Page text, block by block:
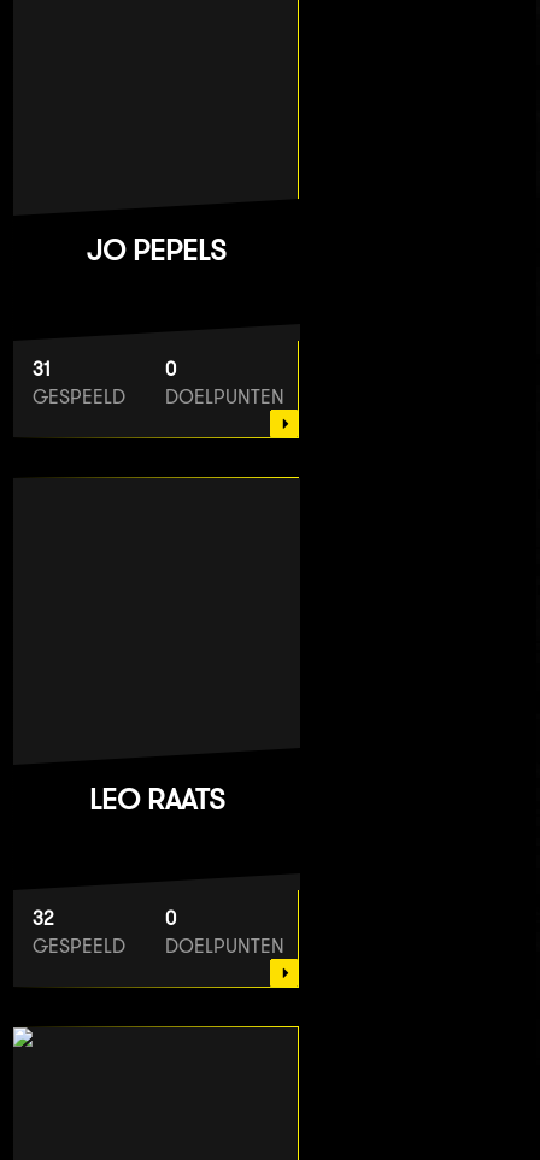
JO PEPELS
31
GESPEELD
0
DOELPUNTEN
LEO RAATS
32
GESPEELD
0
DOELPUNTEN